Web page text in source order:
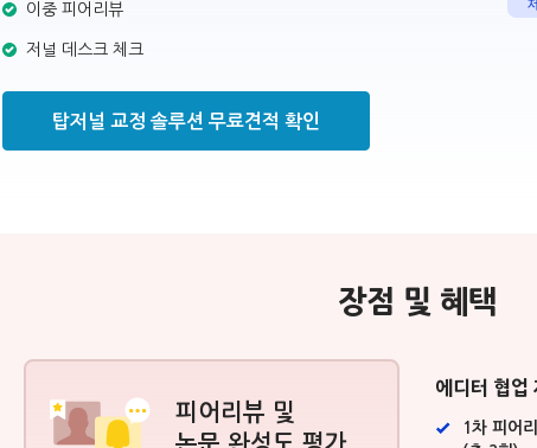
이중 피어리뷰
저널 데스크 체크
탑저널 교정 솔루션 무료견적 확인
장점 및 혜택
피어리뷰 및
논문 완성도 평가
에디터 협업
1차 피어